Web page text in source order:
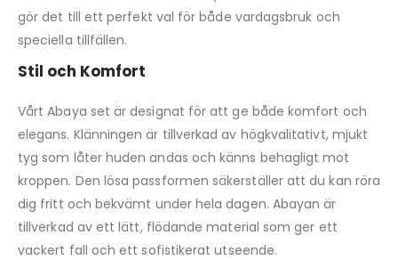
gör det till ett perfekt val för både vardagsbruk och
speciella tillfällen.
Stil och Komfort
Vårt Abaya set är designat för att ge både komfort och
elegans. Klänningen är tillverkad av högkvalitativt, mjukt
tyg som låter huden andas och känns behagligt mot
kroppen. Den lösa passformen säkerställer att du kan röra
dig fritt och bekvämt under hela dagen. Abayan är
tillverkad av ett lätt, flödande material som ger ett
vackert fall och ett sofistikerat utseende.